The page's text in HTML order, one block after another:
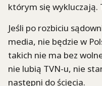
którym się wykluczają.
Jeśli po rozbiciu
media, nie będzie w
takich nie ma bez
nie lubią TVN-u, nie
następni do ścięcia.